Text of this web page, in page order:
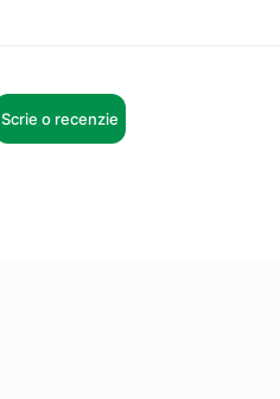
Scrie o recenzie